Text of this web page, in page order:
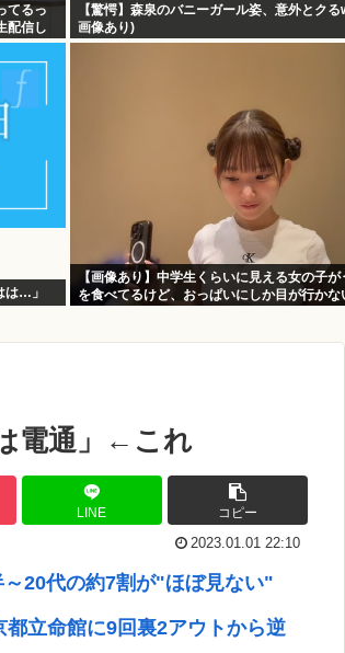
てるっ
配信し
【驚愕】森泉のバニーガール姿、意外とク
画像あり)
は…」
【画像あり】中学生くらいに見える女の子が
を食べてるけど、おっぱいにしか目が行かな
電通」←これ
LINE コピー
2023.01.01 22:10
20代の約7割が"ほぼ見ない"
都立命館に9回裏2アウトから逆